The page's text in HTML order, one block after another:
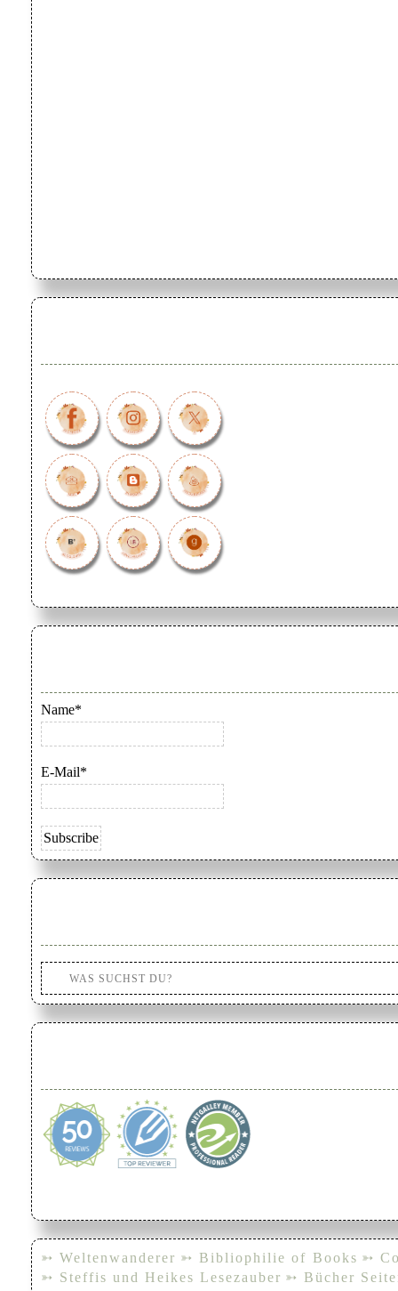
Name*
E-Mail*
➳ Weltenwanderer ➳ Bibliophilie of Books ➳
➳ Steffis und Heikes Lesezauber ➳ Bücher